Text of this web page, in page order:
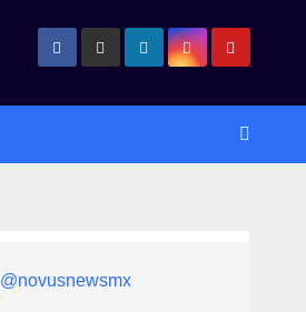
@novusnewsmx